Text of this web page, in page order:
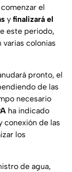
el
y finalizará el
este periodo,
colonias
pronto, el
de las
necesario
ha indicado
conexión de las
los
de agua,